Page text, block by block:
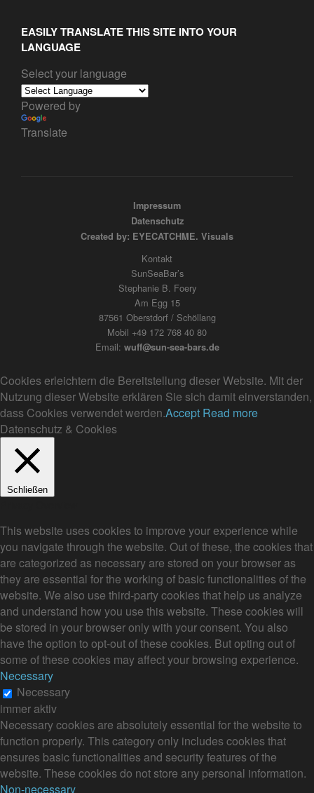
EASILY TRANSLATE THIS SITE INTO YOUR
LANGUAGE
Select your language
Powered by
Translate
Impressum
Datenschutz
Created by: EYECATCHME. Visuals
Kontakt
SunSeaBar’s
Stephanie B. Foery
Am Egg 15
87561 Oberstdorf / Schöllang
Mobil +49 172 768 40 80
Email: wuff@sun-sea-bars.de
Cookies erleichtern die Bereitstellung dieser Website. Mit der
Nutzung dieser Website erklären Sie sich damit einverstanden,
dass Cookies verwendet werden.Accept Read more
Datenschutz & Cookies
Schließen
This website uses cookies to improve your experience while
you navigate through the website. Out of these, the cookies that
are categorized as necessary are stored on your browser as
they are essential for the working of basic functionalities of the
website. We also use third-party cookies that help us analyze
and understand how you use this website. These cookies will
be stored in your browser only with your consent. You also
have the option to opt-out of these cookies. But opting out of
some of these cookies may affect your browsing experience.
Necessary
Necessary
immer aktiv
Necessary cookies are absolutely essential for the website to
function properly. This category only includes cookies that
ensures basic functionalities and security features of the
website. These cookies do not store any personal information.
Non-necessary